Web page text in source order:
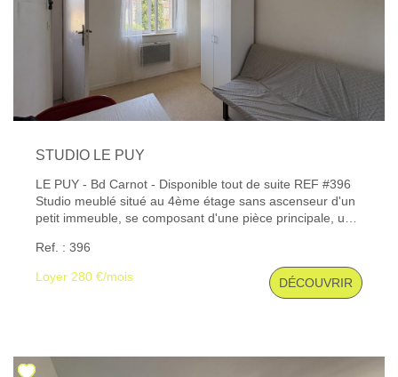
STUDIO LE PUY
LE PUY - Bd Carnot - Disponible tout de suite REF #396
Studio meublé situé au 4ème étage sans ascenseur d'un
petit immeuble, se composant d'une pièce principale, un
électrique. Charges comprises : eau, électricité,
chauffage. Les informations sur les risques auxquels ce
bien est exposé sont disponibles sur le site Géorisques :
Ref. : 396
Loyer 280 €/mois DÉCOUVRIR